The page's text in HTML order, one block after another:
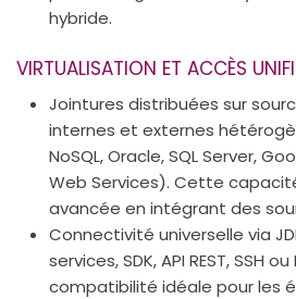
hybride.
VIRTUALISATION ET ACCÈS
Jointures distribuées sur
internes et externes
NoSQL, Oracle, SQL Server,
Web Services). Cette
avancée en intégrant des
Connectivité universelle via
services, SDK, API REST, SSH
compatibilité idéale pour les